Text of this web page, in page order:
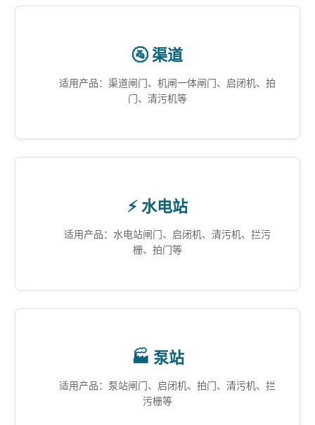
🚰 渠道
适用产品：渠道闸门、机闸一体闸门、启闭机、拍
门、清污机等
⚡ 水电站
适用产品：水电站闸门、启闭机、清污机、拦污
栅、拍门等
🏭 泵站
适用产品：泵站闸门、启闭机、拍门、清污机、拦
污栅等